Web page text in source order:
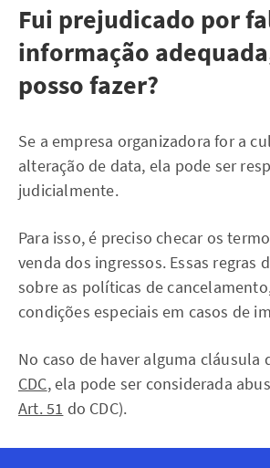
Fui prejudicado por
informação
posso fazer?
Se a empresa organizadora for a
alteração de data, ela pode ser
judicialmente.
Para isso, é preciso checar os
venda dos ingressos. Essas regras
sobre as políticas de
condições especiais em casos de
No caso de haver alguma cláusula
CDC, ela pode ser considerada
Art. 51 do CDC).